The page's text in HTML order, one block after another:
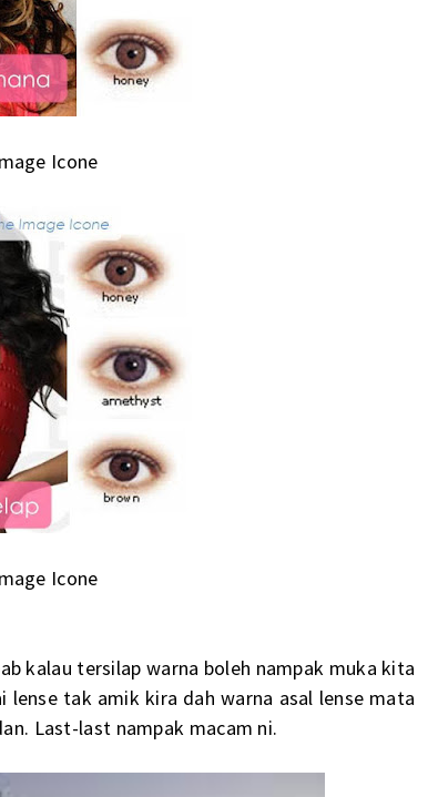
Icone
Icone
kalau tersilap warna boleh nampak muka kita
tak amik kira dah warna asal lense mata
Last-last nampak macam ni.